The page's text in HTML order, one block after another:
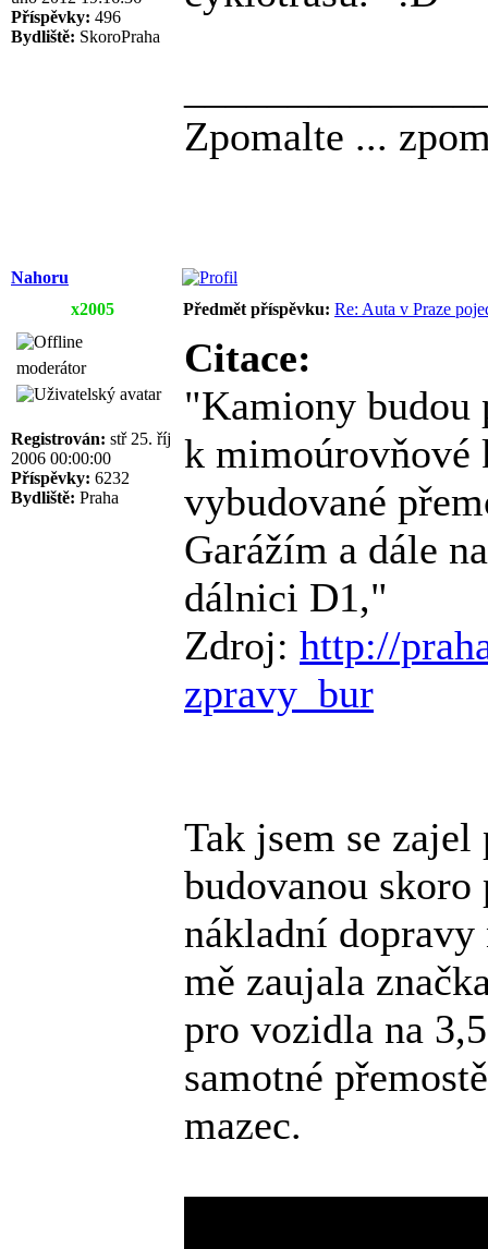
Příspěvky: 496
Bydliště: SkoroPraha
Zpomalte ...
Nahoru
x2005
Předmět příspěvku: Re: Auta v Praze
moderátor
Registrován: stř 25. říj
2006 00:00:00
Příspěvky: 6232
Bydliště: Praha
Citace:
"Kamiony budou
k mimoúrovňové
vybudované
Garážím a dále
dálnici D1,"
Zdroj: http://
zpravy_bur
Tak jsem se
budovanou
nákladní dopravy
mě zaujala
pro vozidla na
samotné
mazec.